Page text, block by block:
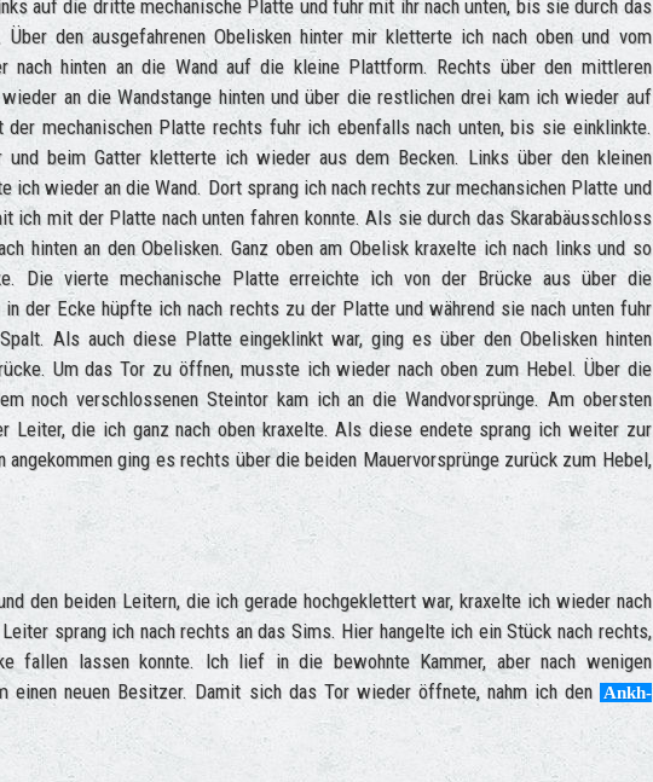
auf die dritte mechanische Platte und fuhr mit ihr nach unten, bis sie durch das
Über den ausgefahrenen Obelisken hinter mir kletterte ich nach oben und vom
nach hinten an die Wand auf die kleine Plattform. Rechts über den mittleren
an die Wandstange hinten und über die restlichen drei kam ich wieder auf
mechanischen Platte rechts fuhr ich ebenfalls nach unten, bis sie einklinkte.
und beim Gatter kletterte ich wieder aus dem Becken. Links über den kleinen
ich wieder an die Wand. Dort sprang ich nach rechts zur mechansichen Platte und
ich mit der Platte nach unten fahren konnte. Als sie durch das Skarabäusschloss
hinten an den Obelisken. Ganz oben am Obelisk kraxelte ich nach links und so
Die vierte mechanische Platte erreichte ich von der Brücke aus über die
in der Ecke hüpfte ich nach rechts zu der Platte und während sie nach unten fuhr
Als auch diese Platte eingeklinkt war, ging es über den Obelisken hinten
Um das Tor zu öffnen, musste ich wieder nach oben zum Hebel. Über die
noch verschlossenen Steintor kam ich an die Wandvorsprünge. Am obersten
Leiter, die ich ganz nach oben kraxelte. Als diese endete sprang ich weiter zur
angekommen ging es rechts über die beiden Mauervorsprünge zurück zum Hebel,
den beiden Leitern, die ich gerade hochgeklettert war, kraxelte ich wieder nach
sprang ich nach rechts an das Sims. Hier hangelte ich ein Stück nach rechts,
fallen lassen konnte. Ich lief in die bewohnte Kammer, aber nach wenigen
einen neuen Besitzer. Damit sich das Tor wieder öffnete, nahm ich den Ankh-